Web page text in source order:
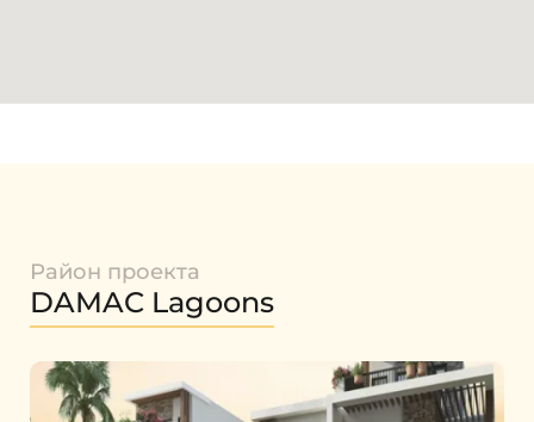
Район проекта
DAMAC Lagoons